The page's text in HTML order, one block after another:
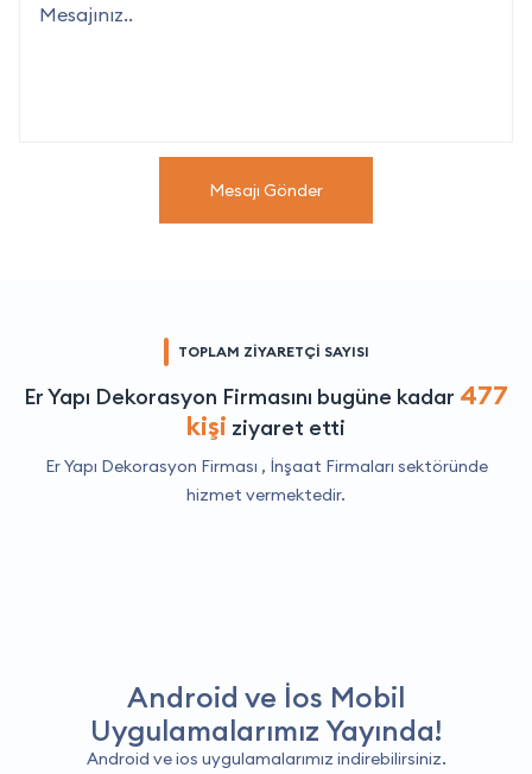
Mesajı Gönder
TOPLAM ZİYARETÇİ SAYISI
Er Yapı Dekorasyon Firmasını bugüne kadar 477
kişi ziyaret etti
Er Yapı Dekorasyon Firması , İnşaat Firmaları sektöründe
hizmet vermektedir.
Android ve İos Mobil
Uygulamalarımız Yayında!
Android ve ios uygulamalarımız indirebilirsiniz.